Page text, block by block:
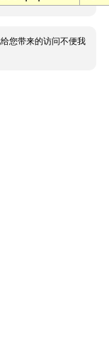
您带来的访问不便我